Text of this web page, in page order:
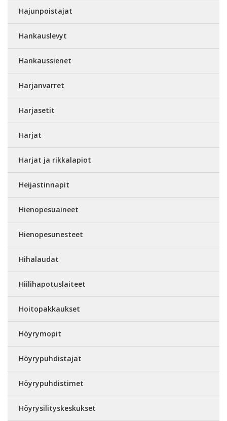
Hajunpoistajat
Hankauslevyt
Hankaussienet
Harjanvarret
Harjasetit
Harjat
Harjat ja rikkalapiot
Heijastinnapit
Hienopesuaineet
Hienopesunesteet
Hihalaudat
Hiilihapotuslaiteet
Hoitopakkaukset
Höyrymopit
Höyrypuhdistajat
Höyrypuhdistimet
Höyrysilityskeskukset